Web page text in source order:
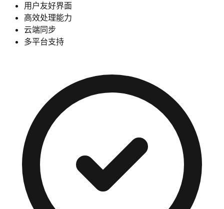
用户友好界面
高效处理能力
云端同步
多平台支持